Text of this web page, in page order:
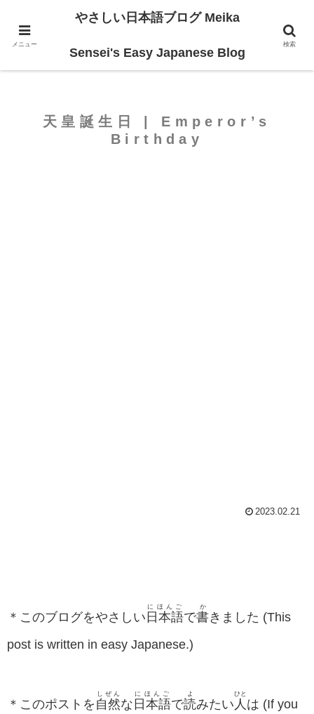
For Beginners
天皇誕生日 | Emperor’s
Birthday
2023.02.21
＊このブログをやさしい 日本語
にほんご
で書
か
きました (This
post is written in easy Japanese.)
＊このポストを 自然
しぜん
な 日本語
にほんご
で読
よ
みたい 人
ひと
は (If you
メニュー
やさしい日本語ブログ Meika
Sensei's Easy Japanese Blog
検索